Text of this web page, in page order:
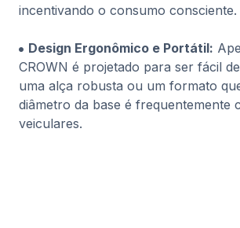
incentivando o consumo consciente.
Design Ergonômico e Portátil:
CROWN é projetado para ser fácil
uma alça robusta ou um formato
diâmetro da base é
veiculares.